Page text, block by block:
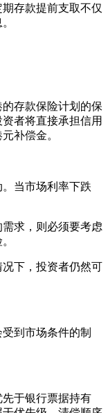
存款提前支取不仅
存款保险计划的保
者将直接承担信用
补偿金。
当市场利率下跌
求，则必须要考虑
下，投资者仍然可
到市场条件的制
于银行票据持有